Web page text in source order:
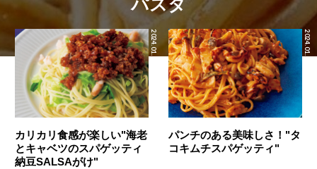
パスタ
2024.01.17
カリカリ食感が楽しい"海老
とキャベツのスパゲッティ
納豆SALSAがけ"
2024.01.16
パンチのある美味しさ！"タ
コキムチスパゲッティ"